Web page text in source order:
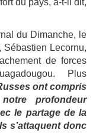
du pays, a-t-il dit,
du Dimanche, le
Sébastien Lecornu,
de forces
Plus
ont compris
profondeur
le partage de la
s’attaquent donc